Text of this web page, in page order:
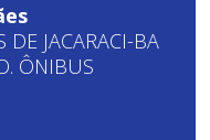
JACARACI-BA
ÔNIBUS